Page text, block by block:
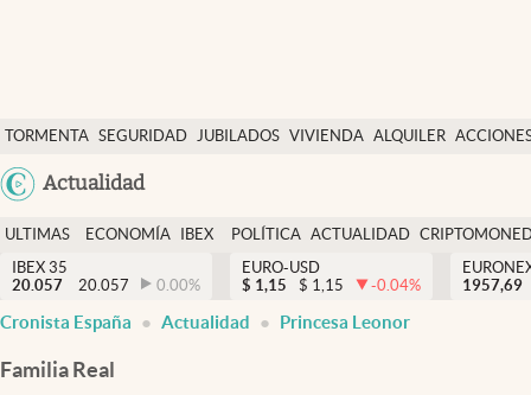
TORMENTA SEGURIDAD JUBILADOS VIVIENDA ALQUILER
USA
Actualidad
Economía y finanzas
Política
Actualidad
Criptomonedas
España
ULTIMAS
NOTICIAS
ECONOMÍA
FINANZAS
IBEX
EURO
POLÍTICA ACTUALIDAD
IBEX 35
20.057
20.057 0.00%
EURO-USD
$ 1,15 $ 1,15 -0.04%
1957,69
Cronista España Actualidad Princesa Leonor
Familia Real